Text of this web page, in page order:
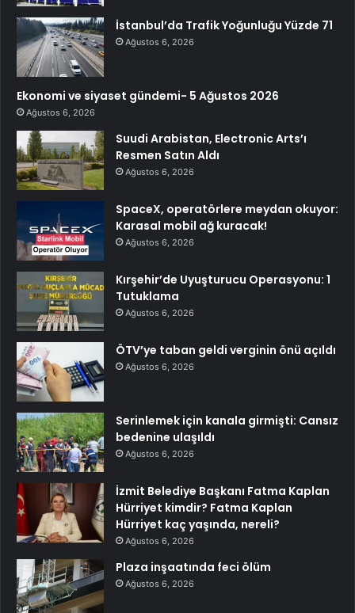
İstanbul’da Trafik Yoğunluğu Yüzde 71
Ağustos 6, 2026
Ekonomi ve siyaset gündemi- 5 Ağustos 2026
Ağustos 6, 2026
Suudi Arabistan, Electronic Arts’ı
Resmen Satın Aldı
Ağustos 6, 2026
SpaceX, operatörlere meydan okuyor:
Karasal mobil ağ kuracak!
Ağustos 6, 2026
Kırşehir’de Uyuşturucu Operasyonu: 1
Tutuklama
Ağustos 6, 2026
ÖTV’ye taban geldi verginin önü açıldı
Ağustos 6, 2026
Serinlemek için kanala girmişti: Cansız
bedenine ulaşıldı
Ağustos 6, 2026
İzmit Belediye Başkanı Fatma Kaplan
Hürriyet kimdir? Fatma Kaplan
Hürriyet kaç yaşında, nereli?
Ağustos 6, 2026
Plaza inşaatında feci ölüm
Ağustos 6, 2026